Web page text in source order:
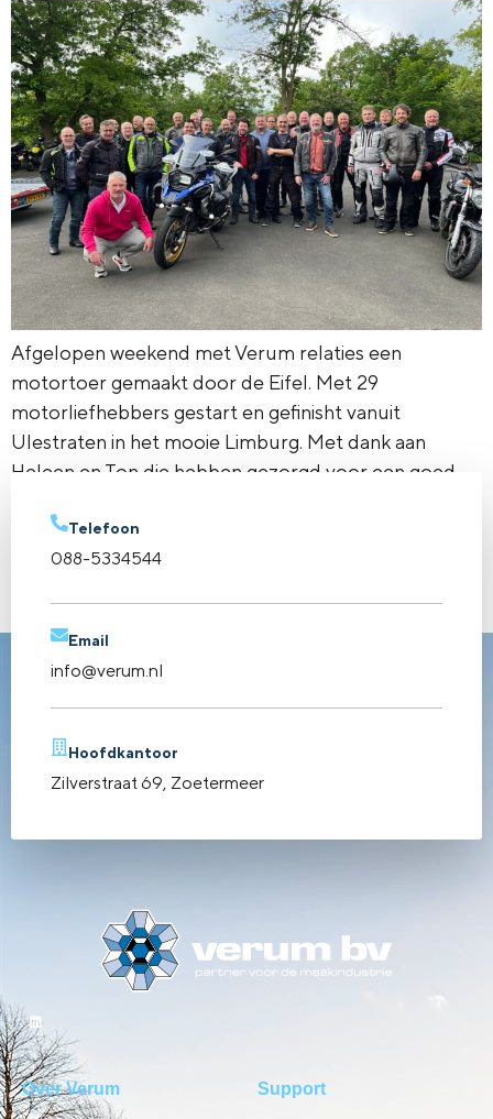
Afgelopen weekend met Verum relaties een
motortoer gemaakt door de Eifel. Met 29
motorliefhebbers gestart en gefinisht vanuit
Ulestraten in het mooie Limburg. Met dank aan
Heleen en Ton die hebben gezorgd voor een goed
maaltijd met Luikse gehaktballetjes in zoete biersaus.
Vanuit Ulestraten zijn we […]
Telefoon
088-5334544
Email
info@verum.nl
Hoofdkantoor
Zilverstraat 69, Zoetermeer
Over Verum Support